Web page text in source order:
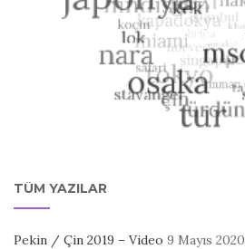
TÜM YAZILAR
Pekin / Çin 2019 – Video 9 Mayıs 2020